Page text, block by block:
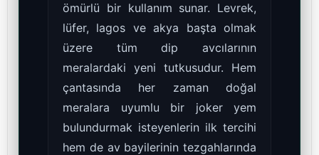
ömürlü bir kullanım sunar. Levrek,
lüfer, lagos ve akya başta olmak
üzere tüm dip avcılarının
meralardaki yeni tutkusudur. Hem
çantasında her zaman doğal
meralara uyumlu bir joker yem
bulundurmak isteyenlerin ilk tercihi
hem de av bayilerinin tezgahlarında